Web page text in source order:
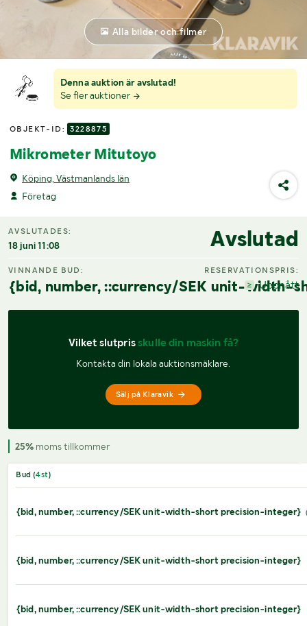
Denna auktion är avslutad!
Se fler auktioner
OBJEKT-ID: 3228875
Mikrometer Mitutoyo
Köping, Västmanlands län
Företag
Alla bilder och filmer
AVSLUTADES:
18 juni 11:08 Avslutad
VINNANDE BUD:
{bid, number, ::currency/SEK unit-width-
RESERVATIONSPRIS:
Uppnått
Vilket slutpris skulle din maskin få?
Kontakta din lokala auktionsmäklare.
Sälj på Klaravik
25% moms tillkommer
Bud (4st)
{bid, number, ::currency/SEK unit-width-short precision-integer}
{bid, number, ::currency/SEK unit-width-short precision-integer}
{bid, number, ::currency/SEK unit-width-short precision-integer}